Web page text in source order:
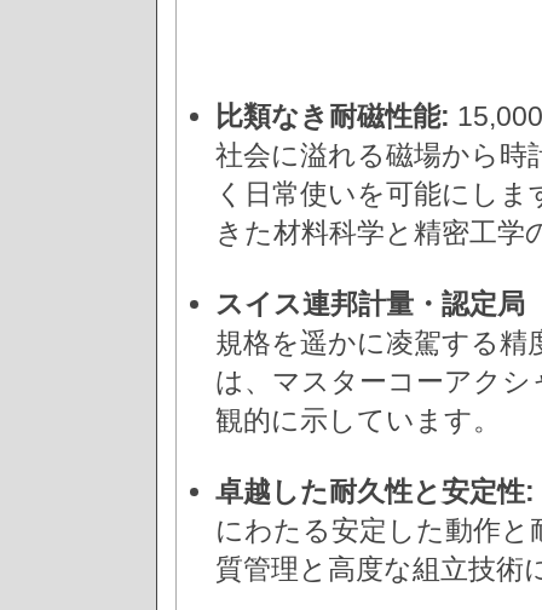
比類なき耐磁性能:
社会に溢れる磁場から時
く日常使いを可能にし
きた材料科学と精密工学
スイス連邦計量・認定局
規格を遥かに凌駕する精
は、マスターコーアク
観的に示しています。
卓越した耐久性と安定性:
にわたる安定した動作と
質管理と高度な組立技術